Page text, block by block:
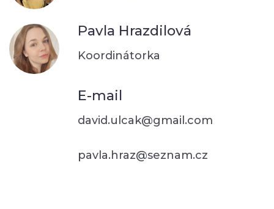
Pavla Hrazdilová
Koordinátorka
E-mail
david.ulcak@gmail.com
pavla.hraz@seznam.cz